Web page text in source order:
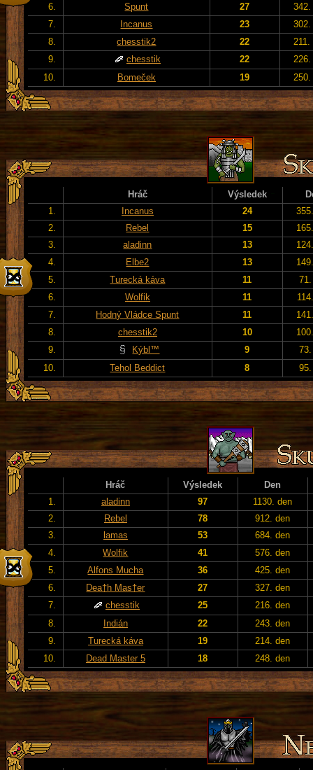
6.
Spunt 27
342.
7.
Incanus 23
302.
8.
chesstik2 22
211.
9.
chesstik 22
10.
Bomeček 19
Hráč Výsledek
1.
Incanus 24
2.
Rebel 15
3.
aladinn 13
4.
Elbe2 13
5.
Turecká káva 11
6.
Wolfik 11
7.
Hodný Vládce Spunt 11
8.
chesstik2 10
9.
Kýbl™ 9
10.
Tehol Beddict 8
Hráč Výsledek
Den
1.
aladinn 97
1130. den
2.
Rebel 78
912. den
3.
lamas 53
684. den
4.
Wolfik 41
576. den
5.
Alfons Mucha 36
425. den
6.
Dea†h Mas†er 27
327. den
7.
chesstik 25
216. den
8.
Indián 22
243. den
9.
Turecká káva 19
214. den
10.
Dead Master 5 18 248. den